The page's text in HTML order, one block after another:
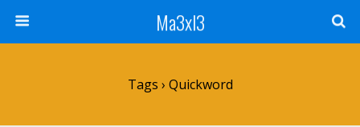
Ma3xl3
Tags › Quickword